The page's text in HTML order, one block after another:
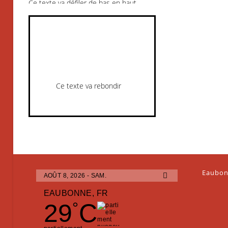
AOÛT 8, 2026 - SAM.
EAUBONNE, FR
29°C